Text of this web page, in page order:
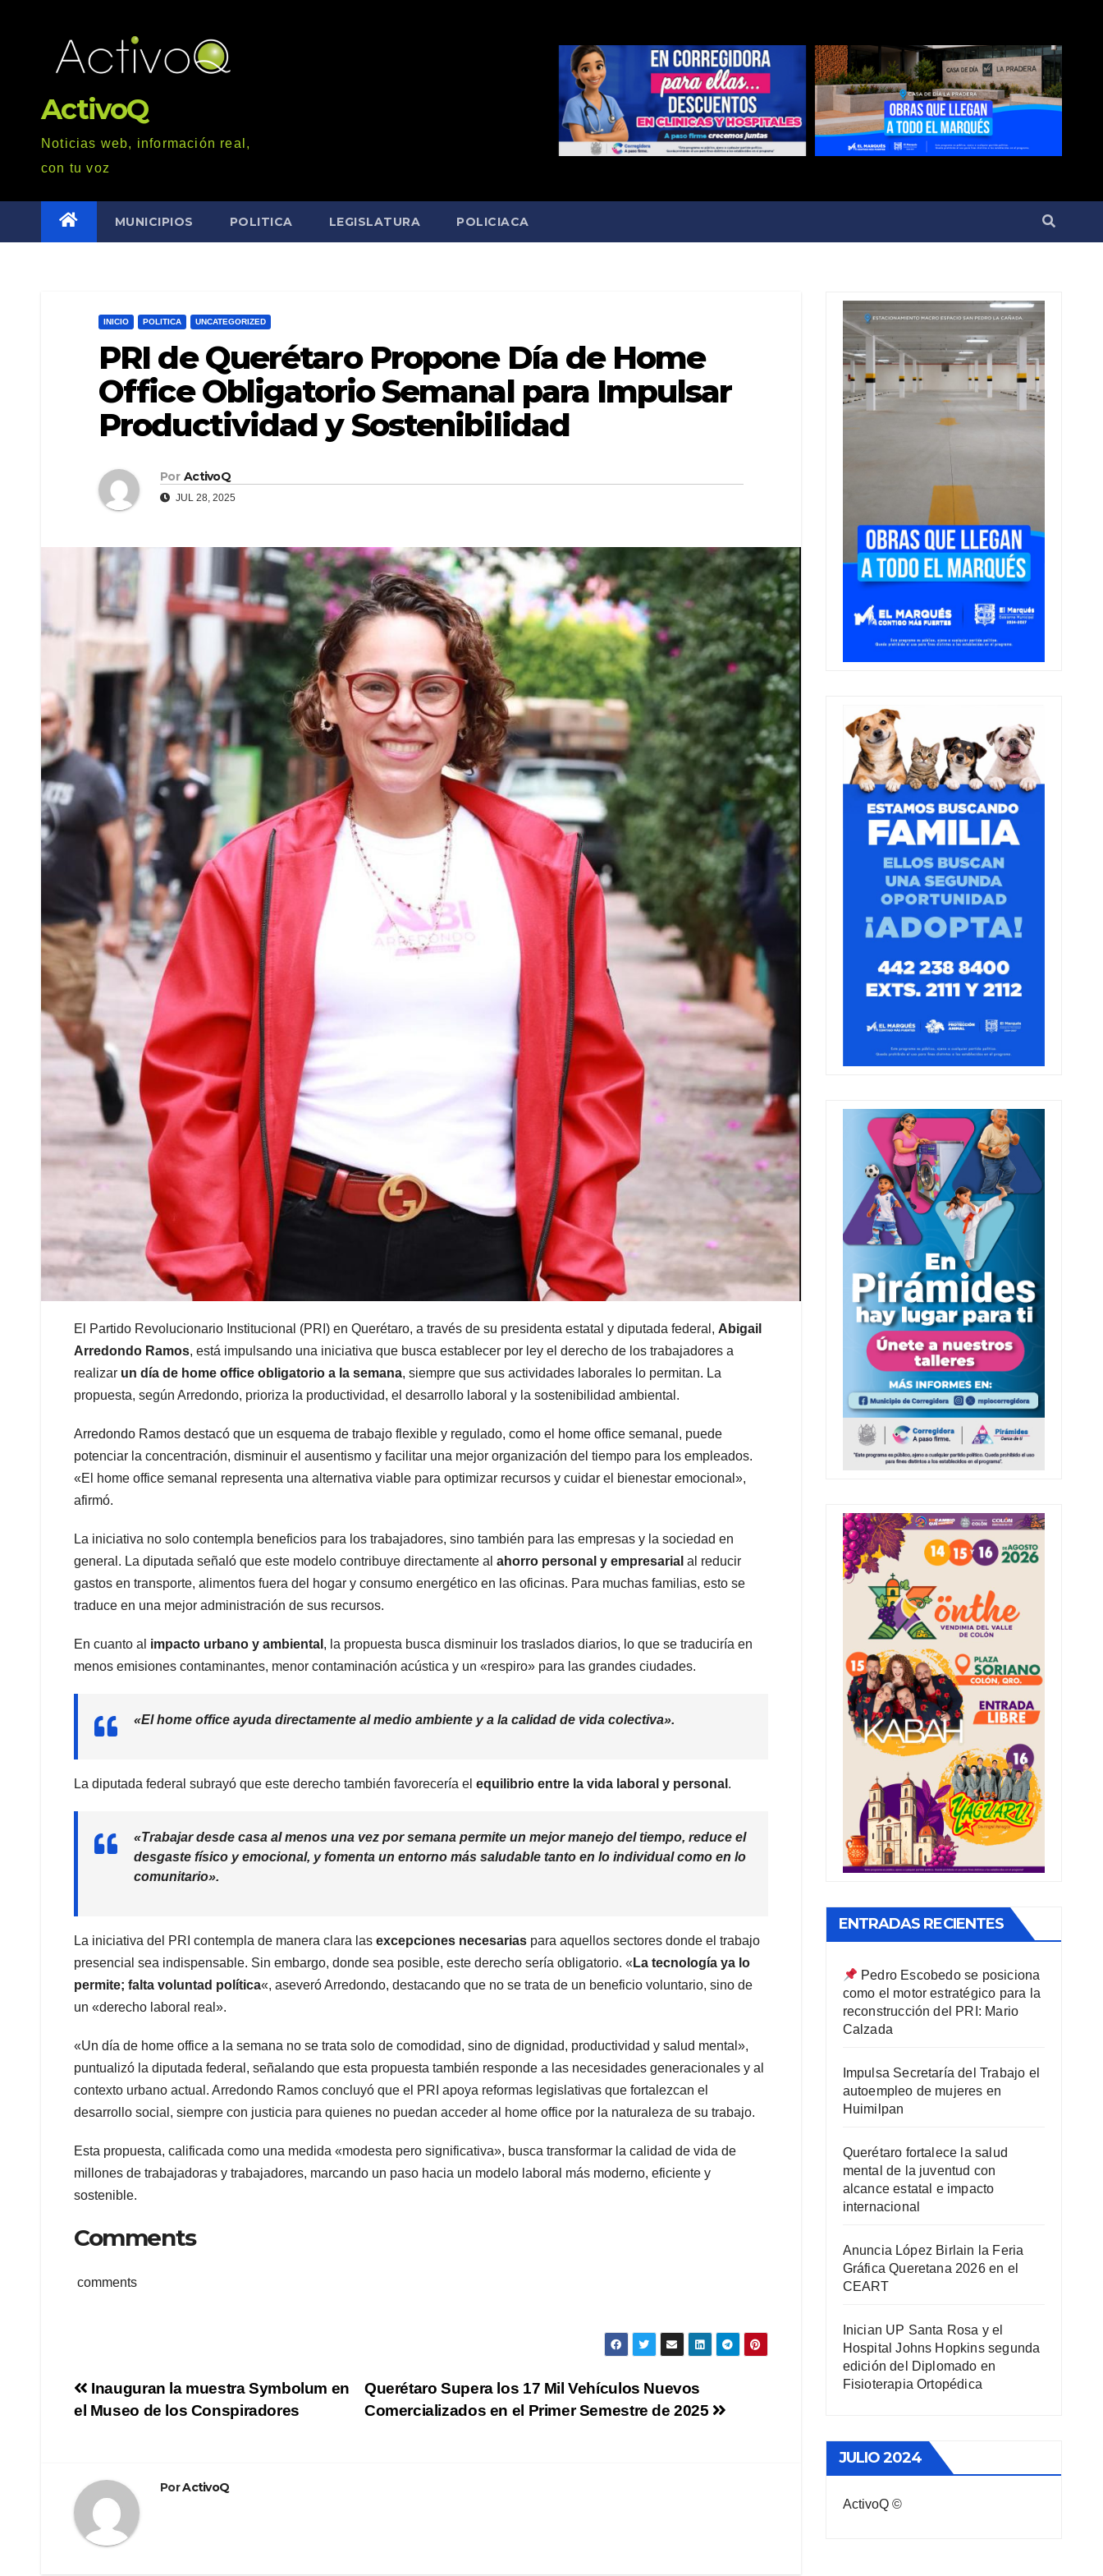
ActivoQ
Noticias web, información real,
con tu voz
MUNICIPIOS POLITICA LEGISLATURA POLICIACA
INICIO POLITICA UNCATEGORIZED
PRI de Querétaro Propone Día de Home
Office Obligatorio Semanal para Impulsar
Productividad y Sostenibilidad
Por ActivoQ
JUL 28, 2025
El Partido Revolucionario Institucional (PRI) en Querétaro, a través de su presidenta estatal y diputada federal, Abigail
Arredondo Ramos, está impulsando una iniciativa que busca establecer por ley el derecho de los trabajadores a
realizar un día de home office obligatorio a la semana, siempre que sus actividades laborales lo permitan. La
propuesta, según Arredondo, prioriza la productividad, el desarrollo laboral y la sostenibilidad ambiental.
Arredondo Ramos destacó que un esquema de trabajo flexible y regulado, como el home office semanal, puede
potenciar la concentración, disminuir el ausentismo y facilitar una mejor organización del tiempo para los empleados.
«El home office semanal representa una alternativa viable para optimizar recursos y cuidar el bienestar emocional»,
afirmó.
La iniciativa no solo contempla beneficios para los trabajadores, sino también para las empresas y la sociedad en
general. La diputada señaló que este modelo contribuye directamente al ahorro personal y empresarial al reducir
gastos en transporte, alimentos fuera del hogar y consumo energético en las oficinas. Para muchas familias, esto se
traduce en una mejor administración de sus recursos.
En cuanto al impacto urbano y ambiental , la propuesta busca disminuir los traslados diarios, lo que se traduciría en
menos emisiones contaminantes, menor contaminación acústica y un «respiro» para las grandes ciudades.
«El home office ayuda directamente al medio ambiente y a la calidad de vida colectiva».
La diputada federal subrayó que este derecho también favorecería el equilibrio entre la vida laboral y personal .
«Trabajar desde casa al menos una vez por semana permite un mejor manejo del tiempo, reduce el
desgaste físico y emocional, y fomenta un entorno más saludable tanto en lo individual como en lo
comunitario».
La iniciativa del PRI contempla de manera clara las excepciones necesarias para aquellos sectores donde el trabajo
presencial sea indispensable. Sin embargo, donde sea posible, este derecho sería obligatorio. « La tecnología ya lo
permite; falta voluntad política«, aseveró Arredondo, destacando que no se trata de un beneficio voluntario, sino de
un «derecho laboral real».
«Un día de home office a la semana no se trata solo de comodidad, sino de dignidad, productividad y salud mental»,
puntualizó la diputada federal, señalando que esta propuesta también responde a las necesidades generacionales y al
contexto urbano actual. Arredondo Ramos concluyó que el PRI apoya reformas legislativas que fortalezcan el
desarrollo social, siempre con justicia para quienes no puedan acceder al home office por la naturaleza de su trabajo.
Esta propuesta, calificada como una medida «modesta pero significativa», busca transformar la calidad de vida de
millones de trabajadoras y trabajadores, marcando un paso hacia un modelo laboral más moderno, eficiente y
sostenible.
Comments
comments
Navegación
Querétaro Supera los 17 Mil Vehículos Nuevos
Comercializados en el Primer Semestre de 2025
Inauguran la muestra Symbolum en
el Museo de los Conspiradores
PorActivoQ
ENTRADAS RECIENTES
Pedro Escobedo se posiciona
como el motor estratégico para la
reconstrucción del PRI: Mario
Calzada
Impulsa Secretaría del Trabajo el
autoempleo de mujeres en
Huimilpan
Querétaro fortalece la salud
mental de la juventud con
alcance estatal e impacto
internacional
Anuncia López Birlain la Feria
Gráfica Queretana 2026 en el
CEART
Inician UP Santa Rosa y el
Hospital Johns Hopkins segunda
edición del Diplomado en
Fisioterapia Ortopédica
JULIO 2024
ActivoQ ©